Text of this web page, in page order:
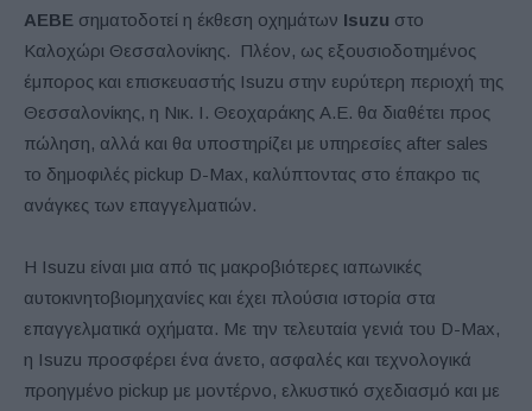
ΑΕΒΕ σηματοδοτεί η έκθεση οχημάτων Isuzu στο
Καλοχώρι Θεσσαλονίκης. Πλέον, ως εξουσιοδοτημένος
έμπορος και επισκευαστής Isuzu στην ευρύτερη περιοχή της
Θεσσαλονίκης, η Νικ. Ι. Θεοχαράκης Α.Ε. θα διαθέτει προς
πώληση, αλλά και θα υποστηρίζει με υπηρεσίες after sales
το δημοφιλές pickup D-Max, καλύπτοντας στο έπακρο τις
ανάγκες των επαγγελματιών.
Η Isuzu είναι μια από τις μακροβιότερες ιαπωνικές
αυτοκινητοβιομηχανίες και έχει πλούσια ιστορία στα
επαγγελματικά οχήματα. Με την τελευταία γενιά του D-Max,
η Isuzu προσφέρει ένα άνετο, ασφαλές και τεχνολογικά
προηγμένο pickup με μοντέρνο, ελκυστικό σχεδιασμό και με